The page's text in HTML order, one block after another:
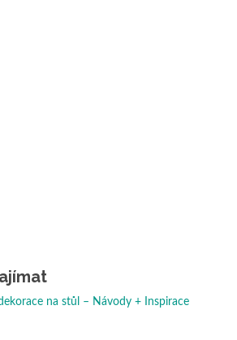
na stůl – Návody + Inspirace